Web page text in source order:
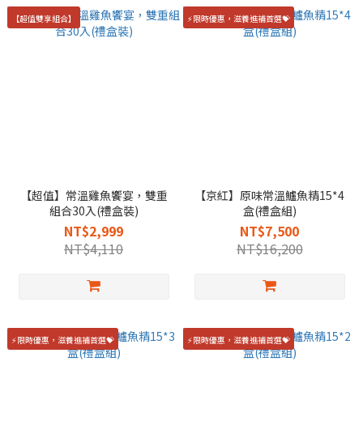
【超值雙享組合】
【超值】常溫雞魚饗宴，雙重
組合30入(禮盒裝)
NT$2,999
NT$4,110
⚡限時優惠，滋養進補首選💝
【京紅】原味常溫鱸魚精15*4
盒(禮盒組)
NT$7,500
NT$16,200
⚡限時優惠，滋養進補首選💝 ⚡限時優惠，滋養進補首選💝